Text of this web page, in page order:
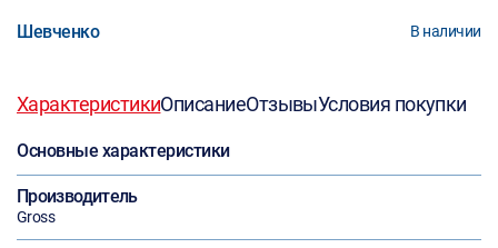
Шевченко В наличии
ХарактеристикиОписаниеОтзывыУсловия покупки
Основные характеристики
Производитель
Gross